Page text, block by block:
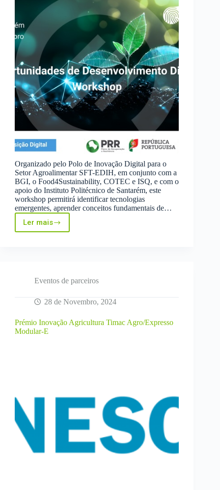
Organizado pelo Polo de Inovação Digital para o
Setor Agroalimentar SFT-EDIH, em conjunto com a
BGI, o Food4Sustainability, COTEC e ISQ, e com o
apoio do Instituto Politécnico de Santarém, este
workshop permitirá identificar tecnologias
emergentes, aprender conceitos fundamentais de…
Ler maisWorkshop
de
Eventos de parceiros
28 de Novembro, 2024
Prémio Inovação Agricultura Timac Agro/Expresso
Modular-E